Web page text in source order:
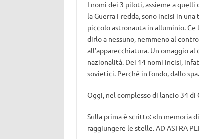
I nomi dei 3 piloti, assieme a
la Guerra Fredda, sono incisi in
piccolo astronauta in alluminio. Ce
dirlo a nessuno, nemmeno al
all’apparecchiatura. Un omaggio
nazionalità. Dei 14 nomi incisi,
sovietici. Perché in fondo, dallo
Oggi, nel complesso di lancio 34
Sulla prima è scritto: «In memoria
raggiungere le stelle. AD ASTRA